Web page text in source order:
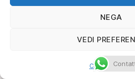
NEGA
VEDI
Cookie Policy